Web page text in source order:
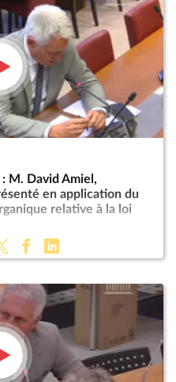
M. David Amiel,
en application du
relative à la loi